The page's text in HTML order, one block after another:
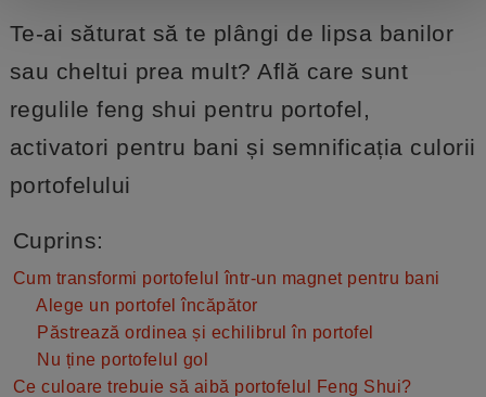
Te-ai săturat să te plângi de lipsa banilor
sau cheltui prea mult? Află care sunt
regulile feng shui pentru portofel,
activatori pentru bani și semnificația culorii
portofelului
Cuprins:
Cum transformi portofelul într-un magnet pentru bani
Alege un portofel încăpător
Păstrează ordinea și echilibrul în portofel
Nu ține portofelul gol
Ce culoare trebuie să aibă portofelul Feng Shui?